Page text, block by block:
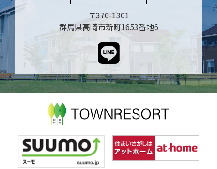
〒370-1301
群馬県高崎市新町1653番地6